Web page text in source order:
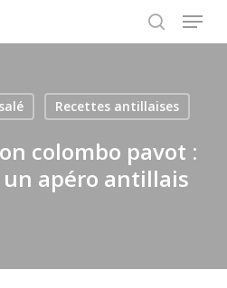
search
Menu
Recettes antillaises
colombo pavot :
apéro antillais